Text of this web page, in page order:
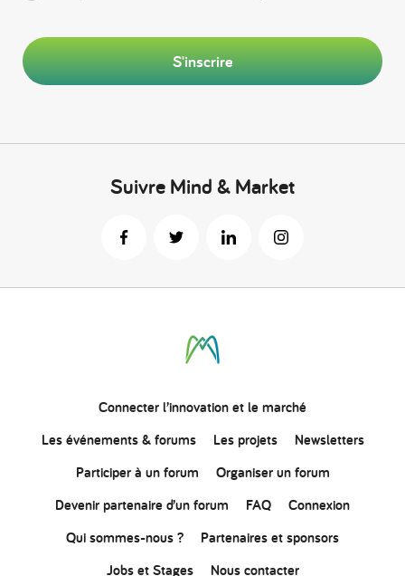
S'inscrire
Suivre Mind & Market
Connecterl’innovationet le marché
Les événements & forums
Les projets
Newsletters
Participer à un forum
Organiser un forum
Devenir partenaire d’un forum
FAQ
Connexion
Qui sommes-nous ?
Partenaires et sponsors
Jobs et Stages
Nous contacter